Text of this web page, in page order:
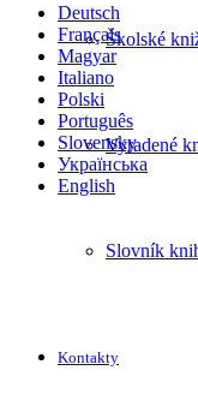
Školské
Vyradené
Slovník
Kontakty
Deutsch
Français
Magyar
Italiano
Polski
Português
Slovensky
Українська
English